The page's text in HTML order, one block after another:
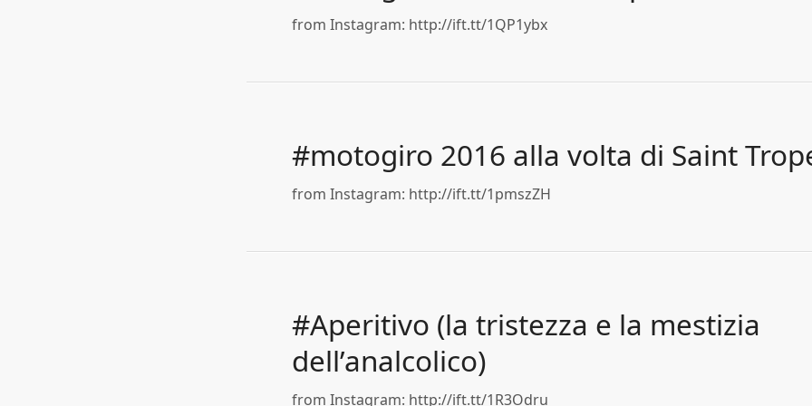
from Instagram: http://ift.tt/1QP1ybx
#motogiro 2016 alla volta di Saint
from Instagram: http://ift.tt/1pmszZH
#Aperitivo (la tristezza e la mestizia
dell’analcolico)
from Instagram: http://ift.tt/1R3Odru